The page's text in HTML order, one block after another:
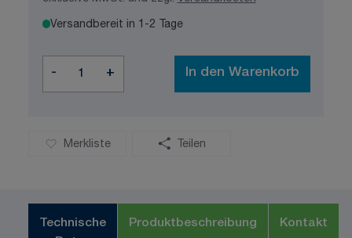
Versandbereit in 1-2 Tage
- + In den Warenkorb
Merkliste Teilen
Technische
Produktbeschreibung Kontakt